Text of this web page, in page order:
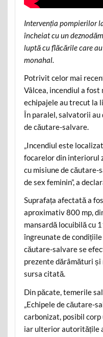
Intervenția pompierilor
încheiat cu un
luptă cu flăcările care
monahal.
Potrivit celor mai
Vâlcea, incendiul a
echipajele au trecut la
În paralel, salvatorii
de căutare-salvare.
„Incendiul este
focarelor din interiorul
cu misiune de căutare-
de sex feminin”, a
Suprafața afectată a
aproximativ 800 mp,
mansardă locuibilă cu
îngreunate de
căutare-salvare se
prezente dărâmături și
sursa citată.
Din păcate, temerile
„Echipele de căutare-
carbonizat, posibil corp
iar ulterior autoritățile